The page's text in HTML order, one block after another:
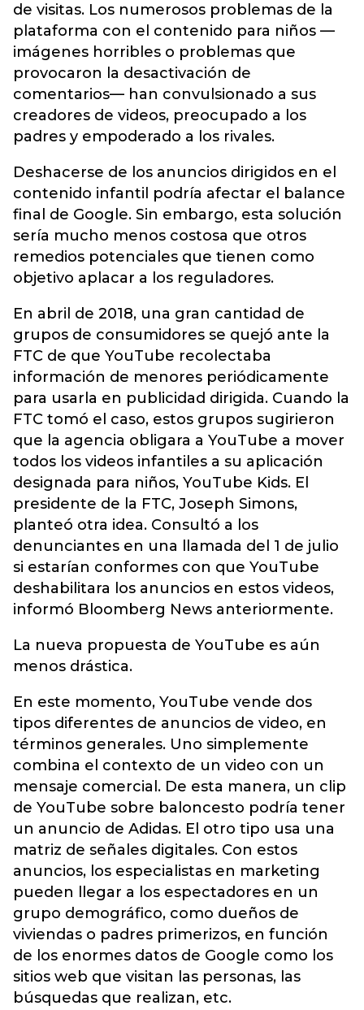
de visitas. Los numerosos problemas de la
plataforma con el contenido para niños —
imágenes horribles o problemas que
provocaron la desactivación de
comentarios— han convulsionado a sus
creadores de videos, preocupado a los
padres y empoderado a los rivales.
Deshacerse de los anuncios dirigidos en el
contenido infantil podría afectar el balance
final de Google. Sin embargo, esta solución
sería mucho menos costosa que otros
remedios potenciales que tienen como
objetivo aplacar a los reguladores.
En abril de 2018, una gran cantidad de
grupos de consumidores se quejó ante la
FTC de que YouTube recolectaba
información de menores periódicamente
para usarla en publicidad dirigida. Cuando la
FTC tomó el caso, estos grupos sugirieron
que la agencia obligara a YouTube a mover
todos los videos infantiles a su aplicación
designada para niños, YouTube Kids. El
presidente de la FTC, Joseph Simons,
planteó otra idea. Consultó a los
denunciantes en una llamada del 1 de julio
si estarían conformes con que YouTube
deshabilitara los anuncios en estos videos,
informó Bloomberg News anteriormente.
La nueva propuesta de YouTube es aún
menos drástica.
En este momento, YouTube vende dos
tipos diferentes de anuncios de video, en
términos generales. Uno simplemente
combina el contexto de un video con un
mensaje comercial. De esta manera, un clip
de YouTube sobre baloncesto podría tener
un anuncio de Adidas. El otro tipo usa una
matriz de señales digitales. Con estos
anuncios, los especialistas en marketing
pueden llegar a los espectadores en un
grupo demográfico, como dueños de
viviendas o padres primerizos, en función
de los enormes datos de Google como los
sitios web que visitan las personas, las
búsquedas que realizan, etc.